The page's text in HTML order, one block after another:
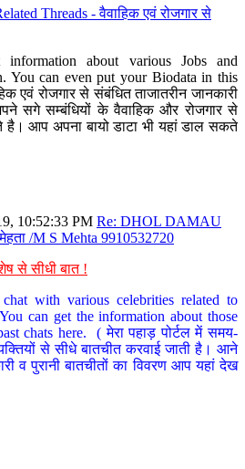
Threads - वैवाहिक एवं रोजगार से
about various Jobs and
You can even put your Biodata in this
एवं रोजगार से संबंधित ताजातरीन जानकारी
सगे सम्बंधियों के वैवाहिक और रोजगार से
आप अपना बायो डाटा भी यहां डाल सकते
10:52:33 PM Re: DHOL DAMAU
/M S Mehta 9910532720
से सीधी बात !
with various celebrities related to
can get the information about those
chats here. ( मेरा पहाड़ पोर्टल में समय-
से सीधे बातचीत करवाई जाती है। आने
व पुरानी बातचीतों का विवरण आप यहां देख